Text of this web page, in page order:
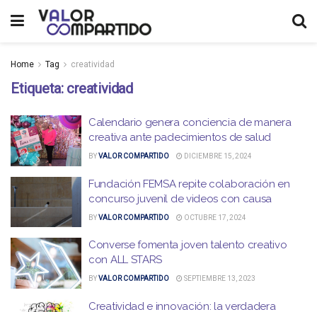
Home Tag creatividad
Etiqueta: creatividad
Calendario genera conciencia de manera
creativa ante padecimientos de salud
BYVALOR COMPARTIDO DICIEMBRE 15, 2024
Fundación FEMSA repite colaboración en
concurso juvenil de videos con causa
BYVALOR COMPARTIDO OCTUBRE 17, 2024
Converse fomenta joven talento creativo
con ALL STARS
BYVALOR COMPARTIDO SEPTIEMBRE 13, 2023
Creatividad e innovación: la verdadera